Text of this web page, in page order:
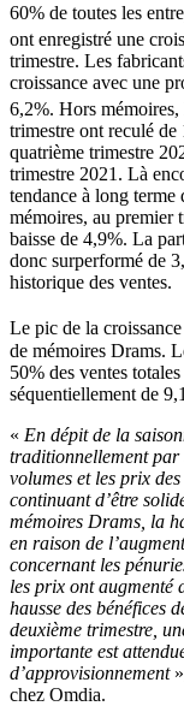
60% de toutes les
ont enregistré une
trimestre. Les
croissance avec une
6,2%. Hors mémoires,
trimestre ont reculé
quatrième trimestre
trimestre 2021. Là
tendance à long terme
mémoires, au premier
baisse de 4,9%. La
donc surperformé de
historique des ventes.
Le pic de la
de mémoires Drams.
50% des ventes
séquentiellement de
« En dépit de la
traditionnellement par
volumes et les prix
continuant d’être
mémoires Drams, la
en raison de
concernant les
les prix ont augmenté
hausse des bénéfices
deuxième trimestre,
importante est
d’approvisionnement
chez Omdia.